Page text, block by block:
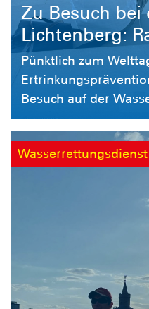
Zu Besuch bei
Lichtenberg:
Pünktlich zum
Besuch auf der
Wasserrettungsdienst